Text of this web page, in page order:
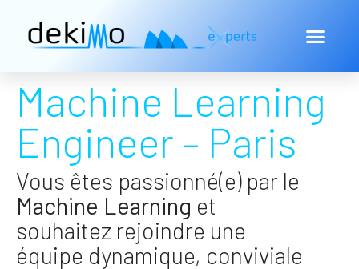
Machine Learning
Engineer – Paris
Vous êtes passionné(e) par le
Machine Learning et
souhaitez rejoindre une
équipe dynamique, conviviale